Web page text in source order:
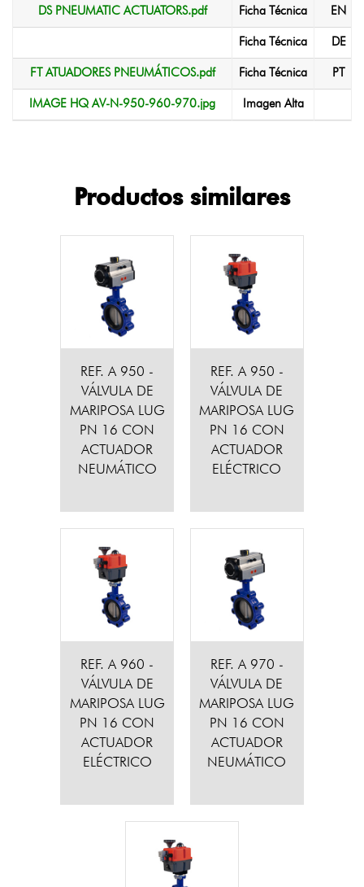
DS PNEUMATIC ACTUATORS.pdf Ficha Técnica EN
Ficha Técnica DE
FT ATUADORES PNEUMÁTICOS.pdf Ficha Técnica PT
IMAGE HQ AV-N-950-960-970.jpg Imagen Alta
Productos similares
REF. A 950 -
VÁLVULA DE
MARIPOSA LUG
PN 16 CON
ACTUADOR
NEUMÁTICO
REF. A 950 -
VÁLVULA DE
MARIPOSA LUG
PN 16 CON
ACTUADOR
ELÉCTRICO
REF. A 960 -
VÁLVULA DE
MARIPOSA LUG
PN 16 CON
ACTUADOR
ELÉCTRICO
REF. A 970 -
VÁLVULA DE
MARIPOSA LUG
PN 16 CON
ACTUADOR
NEUMÁTICO